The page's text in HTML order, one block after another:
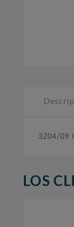
3204/09
LOS